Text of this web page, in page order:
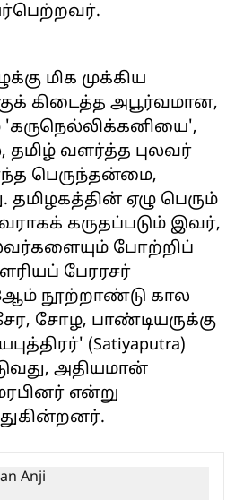
மிக முக்கிய
கிடைத்த அபூர்வமான,
வளர்த்த புலவர்
பெருந்தன்மை,
தமிழகத்தின் ஏழு பெரும்
கருதப்படும் இவர்,
போற்றிப்
பேரரசர்
நூற்றாண்டு கால
சோழ, பாண்டியருக்கு
(Satiyaputra)
அதியமான்
என்று